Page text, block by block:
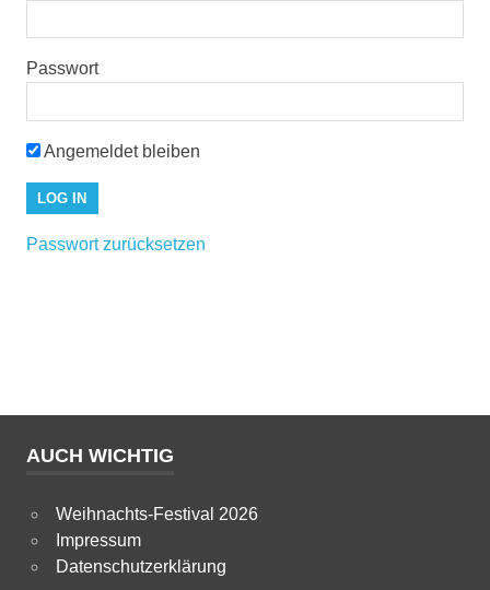
Passwort
Angemeldet bleiben
Passwort zurücksetzen
AUCH WICHTIG
Weihnachts-Festival 2026
Impressum
Datenschutzerklärung